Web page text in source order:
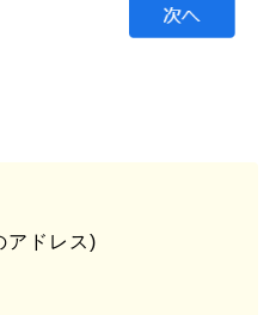
アドレス)